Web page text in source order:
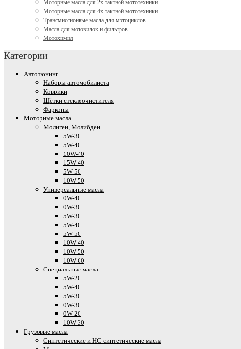
Моторные масла для 2х тактной мототехники
Моторные масла для 4х тактной мототехники
Трансмиссионные масла для мотоциклов
Масла для мотовилок и фильтров
Мотохимия
Категории
Автотюнинг
Наборы автомобилиста
Коврики
Щётки стеклоочистителя
Фаркопы
Моторные масла
Молиген, Молибден
5W-30
5W-40
10W-40
15W-40
5W-50
10W-50
Универсальные масла
0W-40
0W-30
5W-30
5W-40
5W-50
10W-40
10W-50
10W-60
Специальные масла
5W-20
5W-40
5W-30
0W-30
0W-20
10W-30
Грузовые масла
Cинтетические и HC-синтетические масла